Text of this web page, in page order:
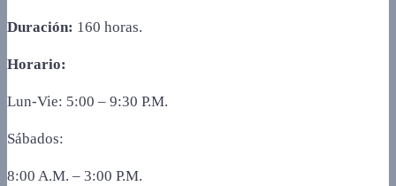
Duración: 160 horas.
Horario:
Lun-Vie: 5:00 – 9:30 P.M.
Sábados:
8:00 A.M. – 3:00 P.M.